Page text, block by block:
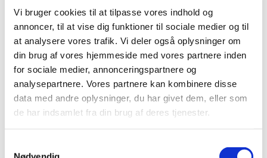
Vi bruger cookies til at tilpasse vores indhold og
annoncer, til at vise dig funktioner til sociale medier og til
at analysere vores trafik. Vi deler også oplysninger om
din brug af vores hjemmeside med vores partnere inden
for sociale medier, annonceringspartnere og
analysepartnere. Vores partnere kan kombinere disse
data med andre oplysninger, du har givet dem, eller som
de har indsamlet fra din brug af deres tjenester.
Folkeregister / ægteskabskontor i
bopælskommunen udsteder
en ”prøvelsesattest”, der dokumenterer
lovligheden af det påtænkte ægteskab.
Prøvelsesattesten må ikke være mere end
fire måneder gammel, når brylluppet